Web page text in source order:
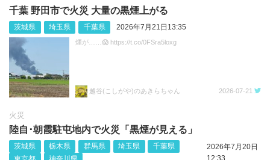
千葉 野田市で火災 大量の黒煙上がる
茨城県 埼玉県 千葉県 2026年7月21日13:35
煙が……😱 https://t.co/0FSra5loxg
越谷(こしがや)のあきらちゃん 2026-07-21
火災
陸自･朝霞駐屯地内で火災「黒煙が見える」
茨城県 栃木県 群馬県 埼玉県
千葉県
2026年7月20日
12:33